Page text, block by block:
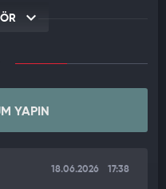
Özata'yı
seyir halindeyken,
kurtarırken,kapıları açarak
bir araca vuran daha
YAPIN
18.06.2026 17:38